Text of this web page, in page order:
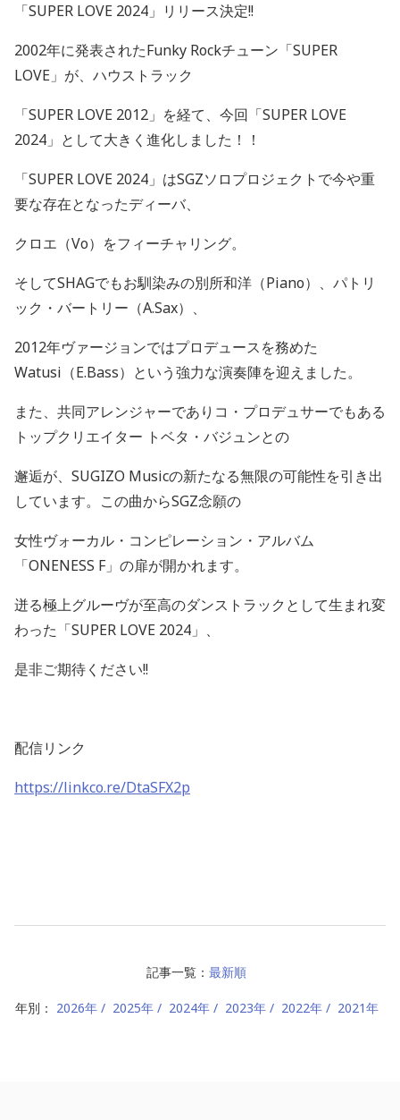
「SUPER LOVE 2024 」リリース決定!!
2002年に発表されたFunky Rockチューン「SUPER
LOVE 」が、ハウストラック
「SUPER LOVE 2012 」を経て、今回「SUPER LOVE
2024 」として大きく進化しました！！
「SUPER LOVE 2024 」はSGZソロプロジェクトで今や重
要な存在となったディーバ、
クロエ（Vo）をフィーチャリング。
そしてSHAGでもお馴染みの別所和洋（Piano）、パトリ
ック・バートリー（A.Sax）、
2012年ヴァージョンではプロデュースを務めた
Watusi （E.Bass）という強力な演奏陣を迎えました。
また、共同アレンジャーでありコ・プロデュサーでもある
トップクリエイター トベタ・バジュンとの
邂逅が、 SUGIZO Musicの新たなる無限の可能性を引き出
しています。この曲からSGZ念願の
女性ヴォーカル・コンピレーション・アルバム
「ONENESS F 」の扉が開かれます。
迸る極上グルーヴが至高のダンストラックとして生まれ変
わった「SUPER LOVE 2024 」、
是非ご期待ください!!
配信リンク
https://linkco.re/DtaSFX2p
記事一覧： 最新順
年別： 2026年 2025年 2024年 2023年 2022年 2021年